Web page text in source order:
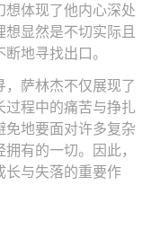
想体现了他内心深处
显然是不切实际且
地寻找出口。
萨林杰不仅展现了
过程中的痛苦与挣扎
免地要面对许多复杂
有的一切。因此，
长与失落的重要作